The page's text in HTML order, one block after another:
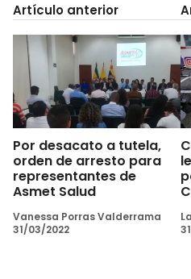
Artículo anterior
Por desacato a tutela,
orden de arresto para
representantes de
Asmet Salud
Vanessa Porras Valderrama
31/03/2022